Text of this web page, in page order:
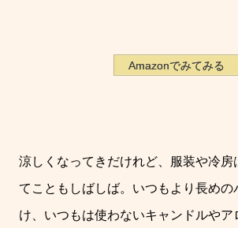
Amazonでみてみる
涼しくなってきだけれど、服装や冷房
てこともしばしば。いつもより長めの
け、いつもは使わないキャンドルやア